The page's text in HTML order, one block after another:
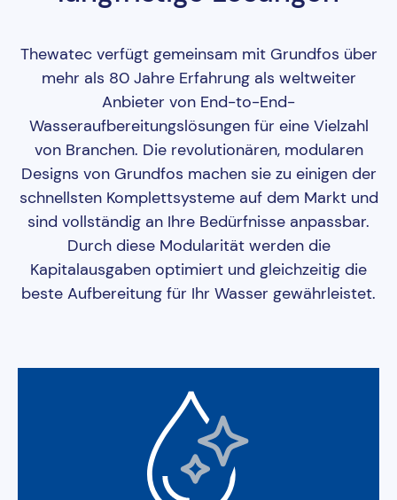
Thewatec verfügt gemeinsam mit Grundfos über
mehr als 80 Jahre Erfahrung als weltweiter
Anbieter von End-to-End-
Wasseraufbereitungslösungen für eine Vielzahl
von Branchen. Die revolutionären, modularen
Designs von Grundfos machen sie zu einigen der
schnellsten Komplettsysteme auf dem Markt und
sind vollständig an Ihre Bedürfnisse anpassbar.
Durch diese Modularität werden die
Kapitalausgaben optimiert und gleichzeitig die
beste Aufbereitung für Ihr Wasser gewährleistet.